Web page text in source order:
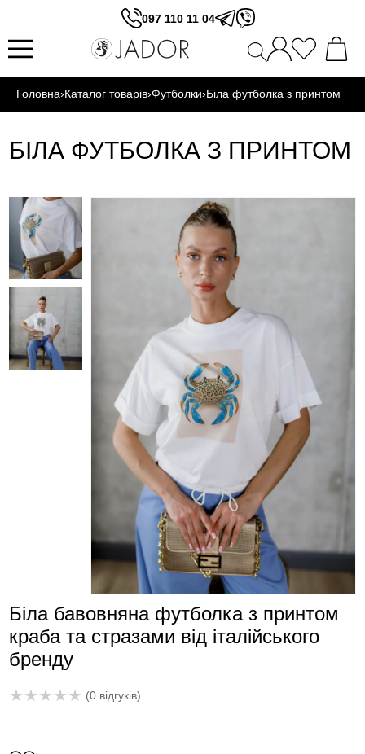
097 110 11 04
Головна›Каталог товарів›Футболки›Біла футболка з принтом
БІЛА ФУТБОЛКА З ПРИНТОМ
Біла бавовняна футболка з принтом
краба та стразами від італійського
бренду
★★★★★ (0 відгуків)